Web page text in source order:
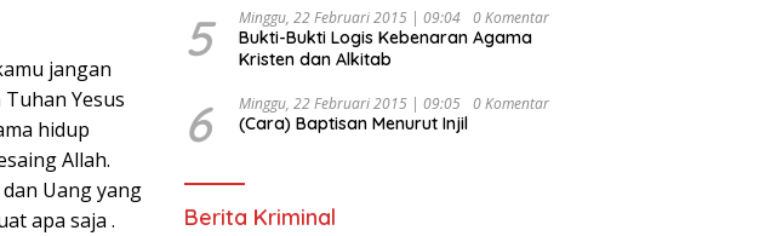
jangan
Yesus
hidup
Allah.
Uang yang
apa saja .
5 Minggu, 22 Februari 2015 | 09:04 0 Komentar
Bukti-Bukti Logis Kebenaran Agama
Kristen dan Alkitab
6 Minggu, 22 Februari 2015 | 09:05 0 Komentar
(Cara) Baptisan Menurut Injil
Berita Kriminal